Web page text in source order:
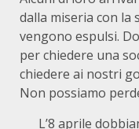
dalla miseria con la
vengono espulsi.
per chiedere una
chiedere ai nostri
Non possiamo
L’8 aprile